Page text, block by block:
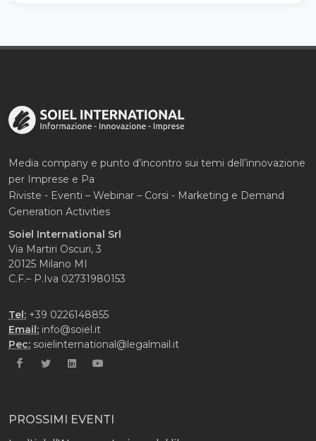
Media company e punto d’incontro sui temi dell’innovazione
per Imprese e Pa
Riviste - Eventi – Webinar – Corsi - Marketing e Demand
Generation Activities
Soiel International Srl
Via Martiri Oscuri, 3
20125 Milano MI
C.F.– P.Iva 02731980153
Tel: +39 0226148855
Email: info@soiel.it
Pec: soielinternational@legalmail.it
PROSSIMI EVENTI